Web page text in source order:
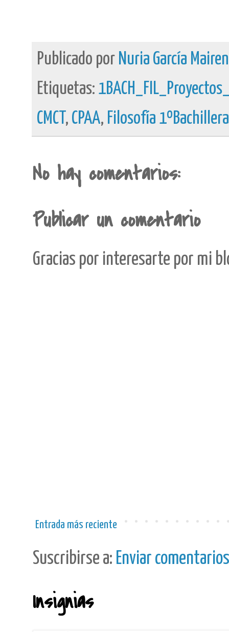
Publicado por Nuria García
Etiquetas:
CMCT , CPAA, Filosofía
No hay comentarios:
Publicar un comentario
Gracias por interesarte por mi
Entrada más reciente
Suscribirse a: Enviar
Insignias